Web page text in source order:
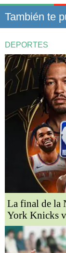
También te
DEPORTES
La final de la
York Knicks